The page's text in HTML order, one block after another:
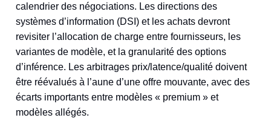
calendrier des négociations. Les directions des
systèmes d’information (DSI) et les achats devront
revisiter l’allocation de charge entre fournisseurs, les
variantes de modèle, et la granularité des options
d’inférence. Les arbitrages prix/latence/qualité doivent
être réévalués à l’aune d’une offre mouvante, avec des
écarts importants entre modèles « premium » et
modèles allégés.